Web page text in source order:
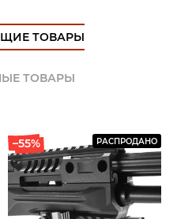
Мы предлагаем
РФ, но и в Казахстан и
информацию,
ТОВАРЫ
ТОВАРЫ
–55% РАСПРОДАНО